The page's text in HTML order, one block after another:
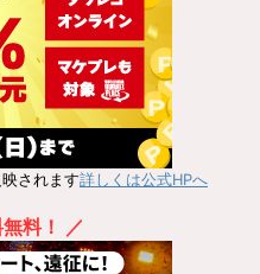
されます詳しくは公式HPへ
料！ ／